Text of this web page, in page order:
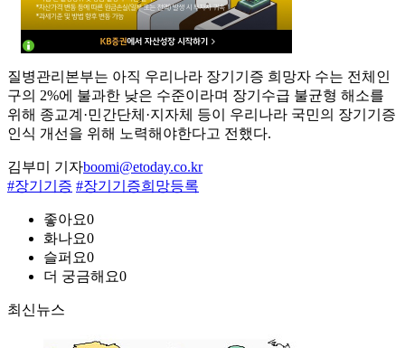
질병관리본부는 아직 우리나라 장기기증 희망자 수는 전체인
구의 2%에 불과한 낮은 수준이라며 장기수급 불균형 해소를
위해 종교계·민간단체·지자체 등이 우리나라 국민의 장기기증
인식 개선을 위해 노력해야한다고 전했다.
김부미 기자boomi@etoday.co.kr
#장기기증 #장기기증희망등록
좋아요0
화나요0
슬퍼요0
더 궁금해요0
최신뉴스